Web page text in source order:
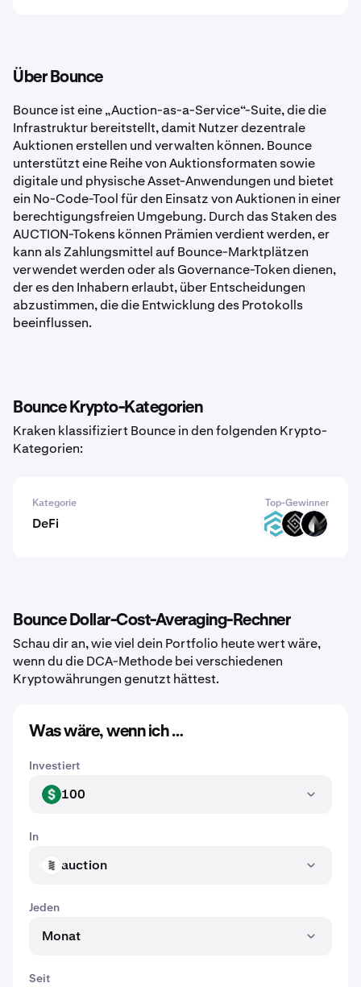
Über Bounce
Bounce ist eine „Auction-as-a-Service“-Suite, die die
Infrastruktur bereitstellt, damit Nutzer dezentrale
Auktionen erstellen und verwalten können. Bounce
unterstützt eine Reihe von Auktionsformaten sowie
digitale und physische Asset-Anwendungen und bietet
ein No-Code-Tool für den Einsatz von Auktionen in einer
berechtigungsfreien Umgebung. Durch das Staken des
AUCTION-Tokens können Prämien verdient werden, er
kann als Zahlungsmittel auf Bounce-Marktplätzen
verwendet werden oder als Governance-Token dienen,
der es den Inhabern erlaubt, über Entscheidungen
abzustimmen, die die Entwicklung des Protokolls
beeinflussen.
Bounce Krypto-Kategorien
Kraken klassifiziert Bounce in den folgenden Krypto-
Kategorien:
Kategorie Top-Gewinner
DeFi TRADE DECT LIQR
Bounce Dollar-Cost-Averaging-Rechner
Schau dir an, wie viel dein Portfolio heute wert wäre,
wenn du die DCA-Methode bei verschiedenen
Kryptowährungen genutzt hättest.
Was wäre, wenn ich …
Investiert
USD 100
In
AUCTIONauction
Jeden
Monat
Seit